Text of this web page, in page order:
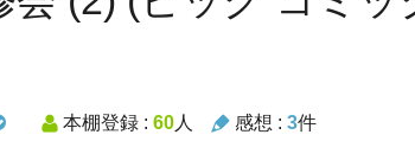
本棚登録 : 60人 感想 : 3件